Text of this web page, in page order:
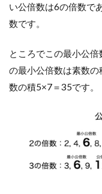
い公倍数は6の倍数で
数です。
ところでこの最小公
の最小公倍数は素数
数の積5×7＝35です。